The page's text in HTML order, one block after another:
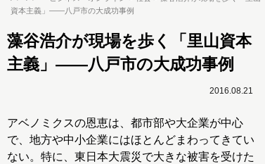
資本主義」――八戸市の大成功事例
藻谷浩介が現場を歩く「里山資本
主義」――八戸市の大成功事例
2016.08.21
アベノミクスの恩恵は、都市部や大企業が中心
で、地方や中小企業にはほとんどまわってきてい
ない。特に、東日本大震災で大きな被害を受けた